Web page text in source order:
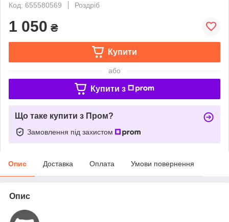
Код: 655580569
Роздріб
1 050 ₴
Купити
або
Купити з
Що таке купити з Пром?
Замовлення під захистом
Опис Доставка Оплата Умови повернення
Опис